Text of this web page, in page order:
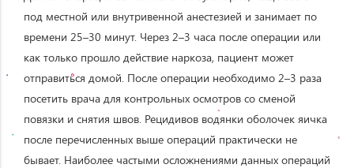
под местной или внутривенной анестезией и занимает по
времени 25–30 минут. Через 2–3 часа после операции или
как только прошло действие наркоза, пациент может
отправиться домой. После операции необходимо 2–3 раза
посетить врача для контрольных осмотров со сменой
повязки и снятия швов. Рецидивов водянки оболочек яичка
после перечисленных выше операций практически не
бывает. Наиболее частыми осложнениями данных операций